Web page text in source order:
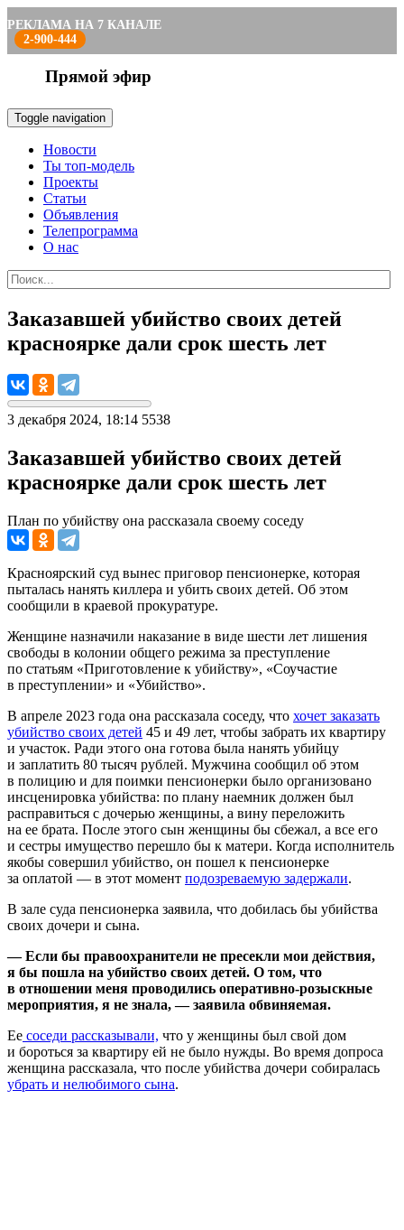
РЕКЛАМА НА 7 КАНАЛЕ
2-900-444
Прямой эфир
Toggle navigation
Новости
Ты топ-модель
Проекты
Статьи
Объявления
Телепрограмма
О нас
Заказавшей убийство своих детей
красноярке дали срок шесть лет
3 декабря 2024, 18:14 5538
Заказавшей убийство своих детей
красноярке дали срок шесть лет
План по убийству она рассказала своему соседу
Красноярский суд вынес приговор пенсионерке, которая
пыталась нанять киллера и убить своих детей. Об этом
сообщили в краевой прокуратуре.
Женщине назначили наказание в виде шести лет лишения
свободы в колонии общего режима за преступление
по статьям «Приготовление к убийству», «Соучастие
в преступлении» и «Убийство».
В апреле 2023 года она рассказала соседу, что хочет заказать
убийство своих детей 45 и 49 лет, чтобы забрать их квартиру
и участок. Ради этого она готова была нанять убийцу
и заплатить 80 тысяч рублей. Мужчина сообщил об этом
в полицию и для поимки пенсионерки было организовано
инсценировка убийства: по плану наемник должен был
расправиться с дочерью женщины, а вину переложить
на ее брата. После этого сын женщины бы сбежал, а все его
и сестры имущество перешло бы к матери. Когда исполнитель
якобы совершил убийство, он пошел к пенсионерке
за оплатой — в этот момент подозреваемую задержали.
В зале суда пенсионерка заявила, что добилась бы убийства
своих дочери и сына.
— Если бы правоохранители не пресекли мои действия,
я бы пошла на убийство своих детей. О том, что
в отношении меня проводились оперативно-розыскные
мероприятия, я не знала, — заявила обвиняемая.
Ее соседи рассказывали, что у женщины был свой дом
и бороться за квартиру ей не было нужды. Во время допроса
женщина рассказала, что после убийства дочери собиралась
убрать и нелюбимого сына.